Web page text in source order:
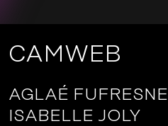
CAMWEB
AGLAÉ FUFRESNE
ISABELLE JOLY